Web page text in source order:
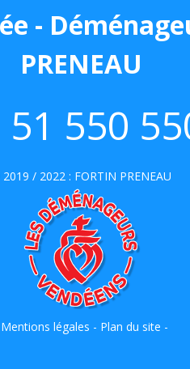
-
PRENEAU
51 550
/ 2022 : FORTIN PRENEAU
Mentions légales - Plan du site -